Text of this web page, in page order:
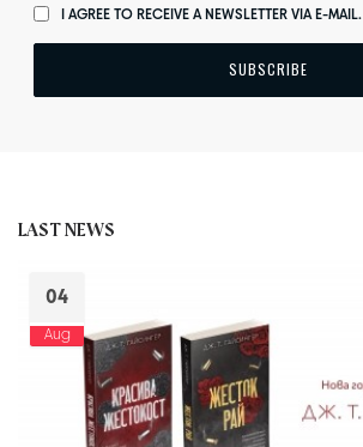
I AGREE TO RECEIVE A NEWSLETTER VIA E-MAIL.
LAST NEWS
04
Aug